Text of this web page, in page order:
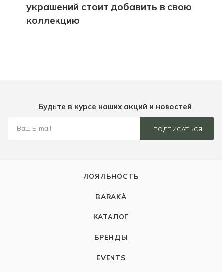
украшений стоит добавить в свою
коллекцию
Будьте в курсе наших акций и новостей
ПОДПИСАТЬСЯ
ЛОЯЛЬНОСТЬ
BARAKÀ
КАТАЛОГ
БРЕНДЫ
EVENTS